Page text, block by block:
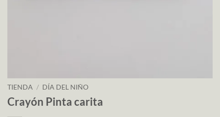
TIENDA / DÍA DEL NIÑO
Crayón Pinta carita